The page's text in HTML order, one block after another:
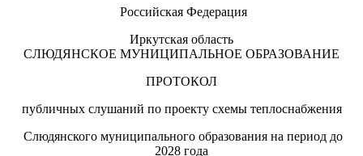
Российская Федерация
Иркутская область
СЛЮДЯНСКОЕ МУНИЦИПАЛЬНОЕ ОБРАЗОВАНИЕ
ПРОТОКОЛ
публичных слушаний по проекту схемы теплоснабжения
Слюдянского муниципального образования на период до
2028 года